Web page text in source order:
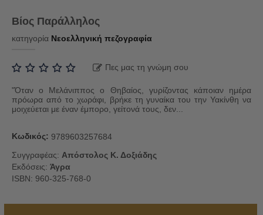
Βίος Παράλληλος
κατηγορία Νεοελληνική πεζογραφία
Πες μας τη γνώμη σου
"Όταν ο Μελάνιππος ο Θηβαίος, γυρίζοντας κάποιαν ημέρα
πρόωρα από το χωράφι, βρήκε τη γυναίκα του την Υακίνθη να
μοιχεύεται με έναν έμπορο, γείτονά τους, δεν...
Κωδικός: 9789603257684
Συγγραφέας: Απόστολος Κ. Δοξιάδης
Εκδόσεις: Άγρα
ISBN: 960-325-768-0